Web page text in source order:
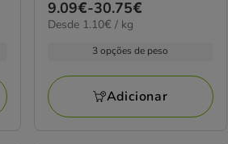
estrelas
com
Preço
de
30.75€
9.09€-30.75€
1.10€
Desde 1.10€ / kg
3 opções de peso
Adicionar